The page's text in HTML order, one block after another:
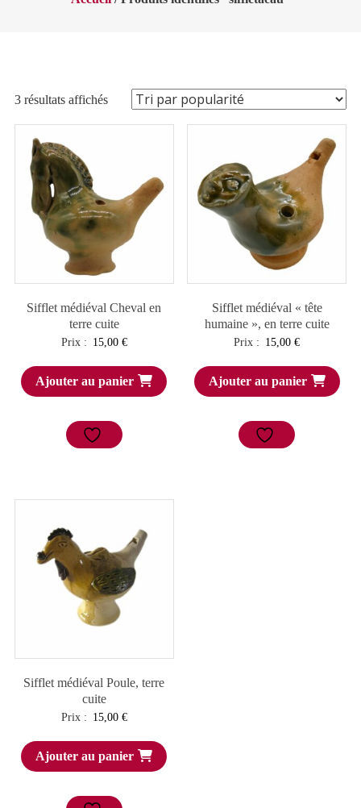
3 résultats affichésTrié
par
Sifflet médiéval Cheval en
terre cuite
Prix : 15,00 €
Ajouter au panier
Sifflet médiéval « tête
humaine », en terre cuite
Prix : 15,00€
Ajouter au panier
Sifflet médiéval Poule, terre
cuite
Prix : 15,00 €
Ajouter au panier